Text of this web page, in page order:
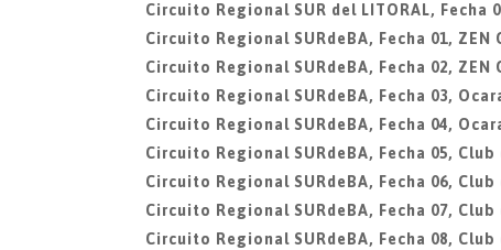
Circuito Regional SUR del LITORAL,
Circuito Regional SURdeBA, Fecha 01, ZEN
Circuito Regional SURdeBA, Fecha 02, ZEN
Circuito Regional SURdeBA, Fecha 03,
Circuito Regional SURdeBA, Fecha 04,
Circuito Regional SURdeBA, Fecha 05,
Circuito Regional SURdeBA, Fecha 06,
Circuito Regional SURdeBA, Fecha 07,
Circuito Regional SURdeBA, Fecha 08,